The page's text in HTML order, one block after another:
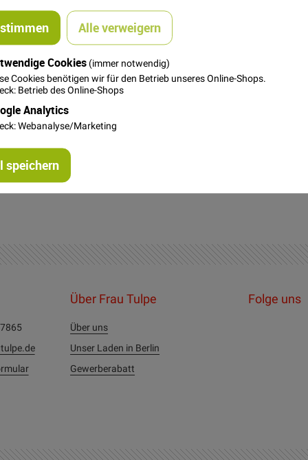
Alle verweigern
Cookies (immer notwendig)
Cookies benötigen wir für den Betrieb unseres Online-Shops.
Betrieb des Online-Shops
Analytics
Webanalyse/Marketing
speichern
Wenn du dir nicht sicher bist, ob die ausgewählte Garnfarbe
einen Kommentar am Ender deiner Bestellung, zu
Der Gütermann creativ Allesnäher ist der richtige Nähfaden
zum Nähen mit der Nähmaschine und von Hand, unabhängig
gerecht. Waschbar bis 95° Grad, trocknergeeignet,
Universalnadel NM 70-90 Garnstärke 100
Über Frau Tulpe
Über uns
Unser Laden in Berlin
Gewerberabatt
Folge uns